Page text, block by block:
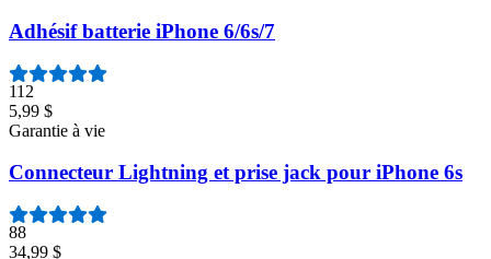
Adhésif batterie iPhone 6/6s/7
112
5,99 $
Garantie à vie
Connecteur Lightning et prise jack pour iPhone 6s
88
34,99 $